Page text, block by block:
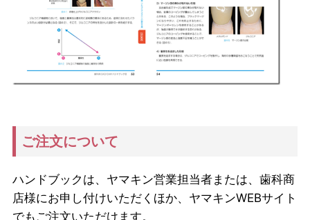
ご注文について
ハンドブックは、ヤマキン営業担当者または、歯科商
店様にお申し付けいただくほか、ヤマキンWEBサイト
でもご注文いただけます。